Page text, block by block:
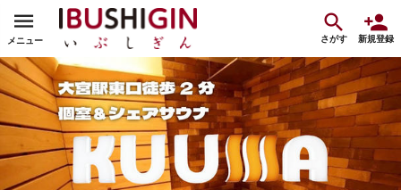
メニュー さがす 新規登録